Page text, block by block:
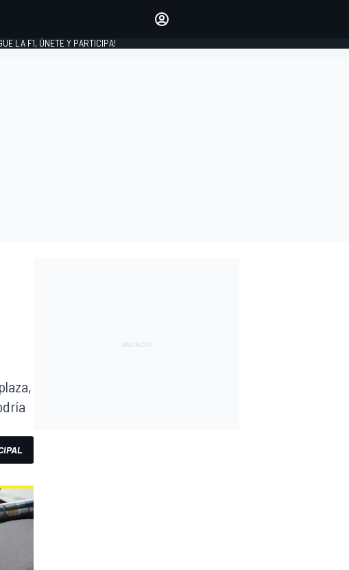
LA F1, ÚNETE Y PARTICIPA!